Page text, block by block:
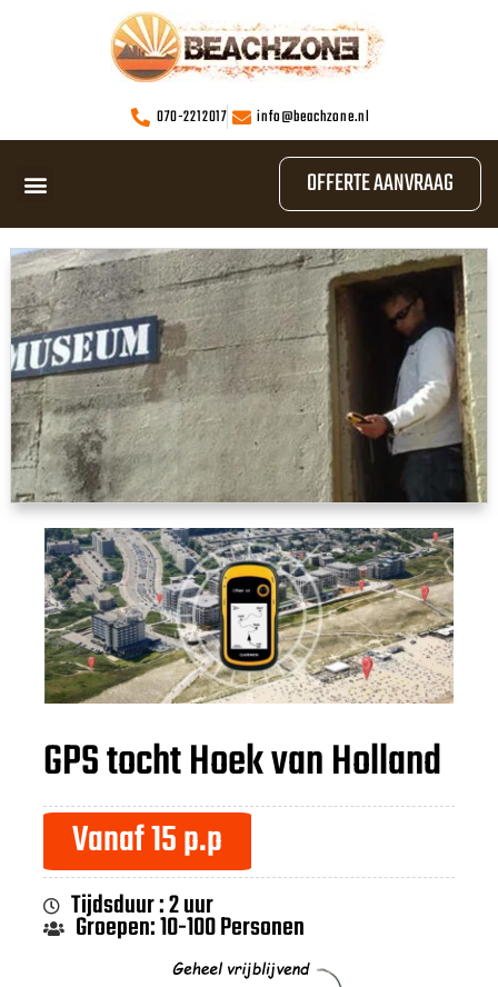
070-2212017 info@beachzone.nl
OFFERTE AANVRAAG
GPS tocht Hoek van Holland
Vanaf 15 p.p
Tijdsduur : 2 uur
Groepen: 10-100 Personen